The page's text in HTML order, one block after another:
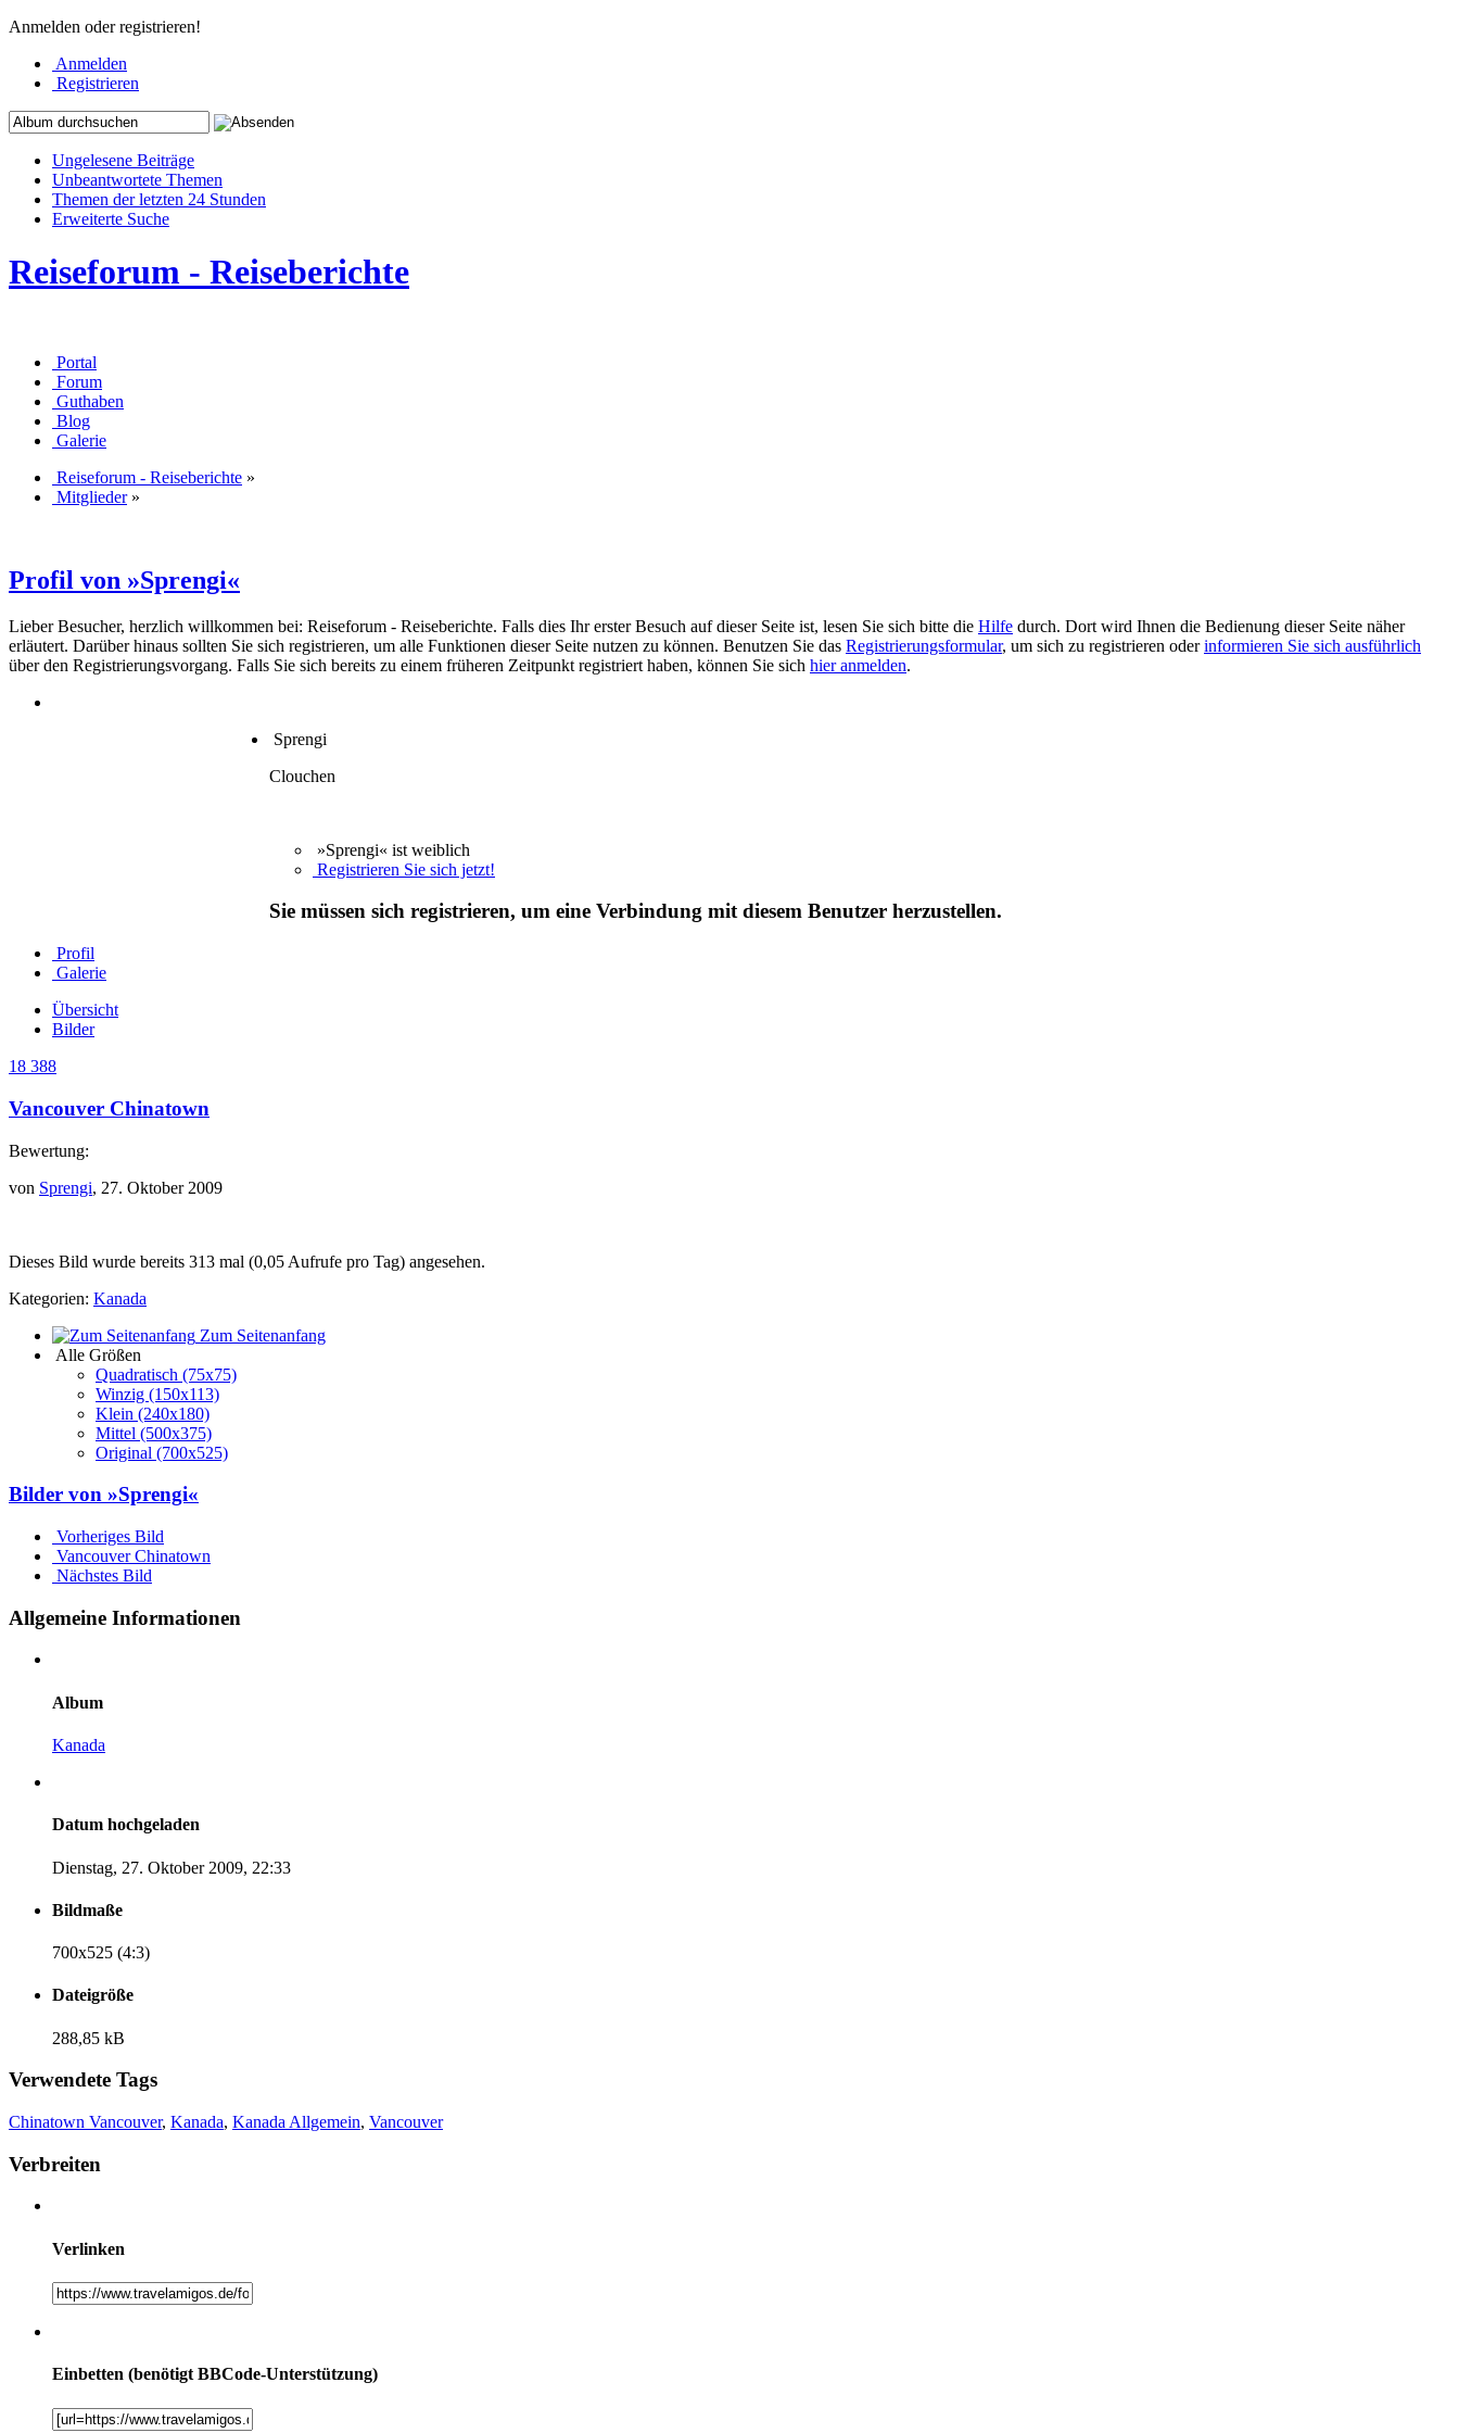
Anmelden oder registrieren!
Anmelden
Registrieren
Ungelesene Beiträge
Unbeantwortete Themen
Themen der letzten 24 Stunden
Erweiterte Suche
Reiseforum - Reiseberichte
Portal
Forum
Guthaben
Blog
Galerie
Reiseforum - Reiseberichte »
Mitglieder»
Profil von »Sprengi«
Lieber Besucher, herzlich willkommen bei: Reiseforum - Reiseberichte. Falls dies Ihr erster Besuch auf dieser Seite ist, lesen Sie sich bitte die Hilfe durch. Dort wird Ihnen die Bedienung dieser Seite näher
erläutert. Darüber hinaus sollten Sie sich registrieren, um alle Funktionen dieser Seite nutzen zu können. Benutzen Sie das Registrierungsformular, um sich zu registrieren oderinformieren Sie sich ausführlich
über den Registrierungsvorgang. Falls Sie sich bereits zu einem früheren Zeitpunkt registriert haben, können Sie sich hier anmelden.
Sprengi
Clouchen
»Sprengi« ist weiblich
Registrieren Sie sich jetzt!
Sie müssen sich registrieren, um eine Verbindung mit diesem Benutzer herzustellen.
Profil
Galerie
Übersicht
Bilder
18 388
Vancouver Chinatown
Bewertung:
von Sprengi, 27. Oktober 2009
Dieses Bild wurde bereits 313 mal (0,05 Aufrufe pro Tag) angesehen.
Kategorien: Kanada
Zum Seitenanfang
Alle Größen
Quadratisch (75x75)
Winzig (150x113)
Klein (240x180)
Mittel (500x375)
Original (700x525)
Bilder von »Sprengi«
Vorheriges Bild
Vancouver Chinatown
Nächstes Bild
Allgemeine Informationen
Album
Kanada
Datum hochgeladen
Dienstag, 27. Oktober 2009, 22:33
Bildmaße
700x525 (4:3)
Dateigröße
288,85 kB
Verwendete Tags
Chinatown Vancouver, Kanada, Kanada Allgemein, Vancouver
Verbreiten
Verlinken
Einbetten (benötigt BBCode-Unterstützung)